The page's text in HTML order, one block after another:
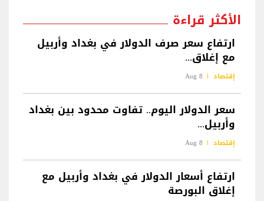
الأكثر قراءة
ارتفاع سعر صرف الدولار في بغداد وأربيل
مع إغلاق...
إقتصاد 8 Aug
سعر الدولار اليوم.. تفاوت محدود بين بغداد
وأربيل...
إقتصاد 8 Aug
ارتفاع أسعار الدولار في بغداد وأربيل مع
إغلاق البورصة